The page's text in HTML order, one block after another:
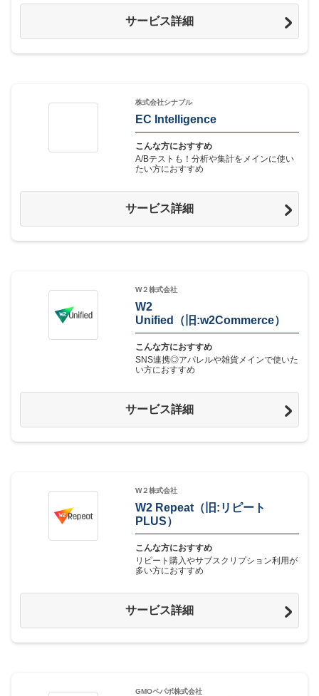
サービス詳細
株式会社シナブル
EC Intelligence
こんな方におすすめ
A/Bテストも！分析や集計をメインに使い
たい方におすすめ
サービス詳細
W２株式会社
W2
Unified（旧:w2Commerce）
こんな方におすすめ
SNS連携◎アパレルや雑貨メインで使いた
い方におすすめ
サービス詳細
W２株式会社
W2 Repeat（旧:リピート
PLUS）
こんな方におすすめ
リピート購入やサブスクリプション利用が
多い方におすすめ
サービス詳細
GMOペパボ株式会社